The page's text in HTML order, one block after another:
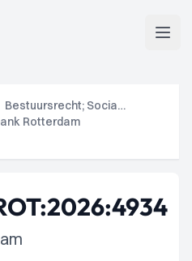
Bestuursrecht; Socialezekerheidsrecht
Rotterdam